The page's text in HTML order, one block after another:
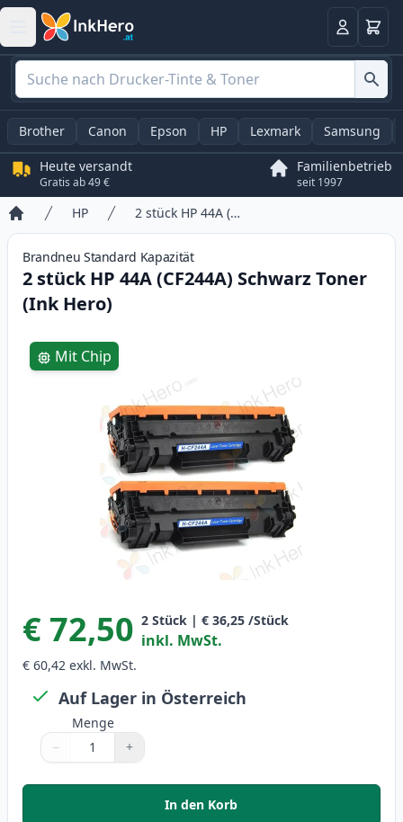
Anmelden
Brother Canon Epson HP Lexmark Samsung
Heute versandt
Gratis ab 49 €
Familienbetrieb
seit 1997
Startseite
HP 2 stück HP 44A (CF244A) Schwarz Toner (Ink Hero)
Brandneu Standard Kapazität
2 stück HP 44A (CF244A) Schwarz Toner
(Ink Hero)
Product information
Mit Chip
€ 72,50 2 Stück | € 36,25 /Stück
inkl. MwSt.
€ 60,42 exkl. MwSt.
Auf Lager in Österreich
Menge
Menge
Verwenden Sie die Tasten, um anzupassen
− +
Menge 1
In den Korb
, 2 stück HP 44A (CF244A)